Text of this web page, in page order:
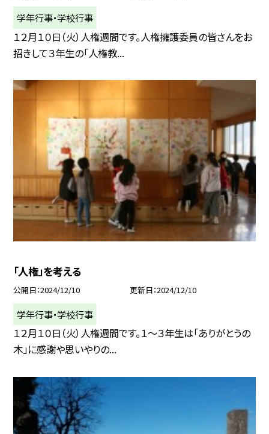
学年行事・学校行事
１２月１０日（火）人権週間です。人権擁護委員の皆さんをお
招きして３年生の「人権教...
「人権」を考える
公開日 2024/12/10 更新日 2024/12/10
学年行事・学校行事
１２月１０日（火）人権週間です。１～３年生は「ありがとうの
木」に感謝や思いやりの...